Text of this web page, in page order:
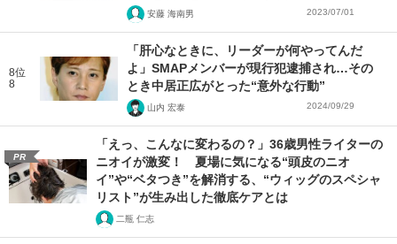
安藤 海南男 2023/07/01
8位
8
「肝心なときに、リーダーが何やってんだ
よ」SMAPメンバーが現行犯逮捕され…その
とき中居正広がとった“意外な行動”
山内 宏泰 2024/09/29
PR
「えっ、こんなに変わるの？」36歳男性ライターの
ニオイが激変！ 夏場に気になる“頭皮のニオ
イ”や“ベタつき”を解消する、“ウィッグのスペシャ
リスト”が生み出した徹底ケアとは
二瓶 仁志